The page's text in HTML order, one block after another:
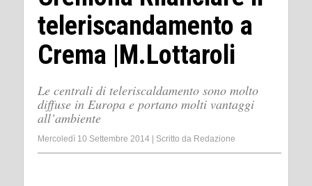
teleriscandamento a
Crema |M.Lottaroli
Le centrali di teleriscaldamento sono molto
diffuse in Europa e portano molti vantaggi
all’ambiente
Mercoledì 10 Settembre 2014 Scritto da Redazione